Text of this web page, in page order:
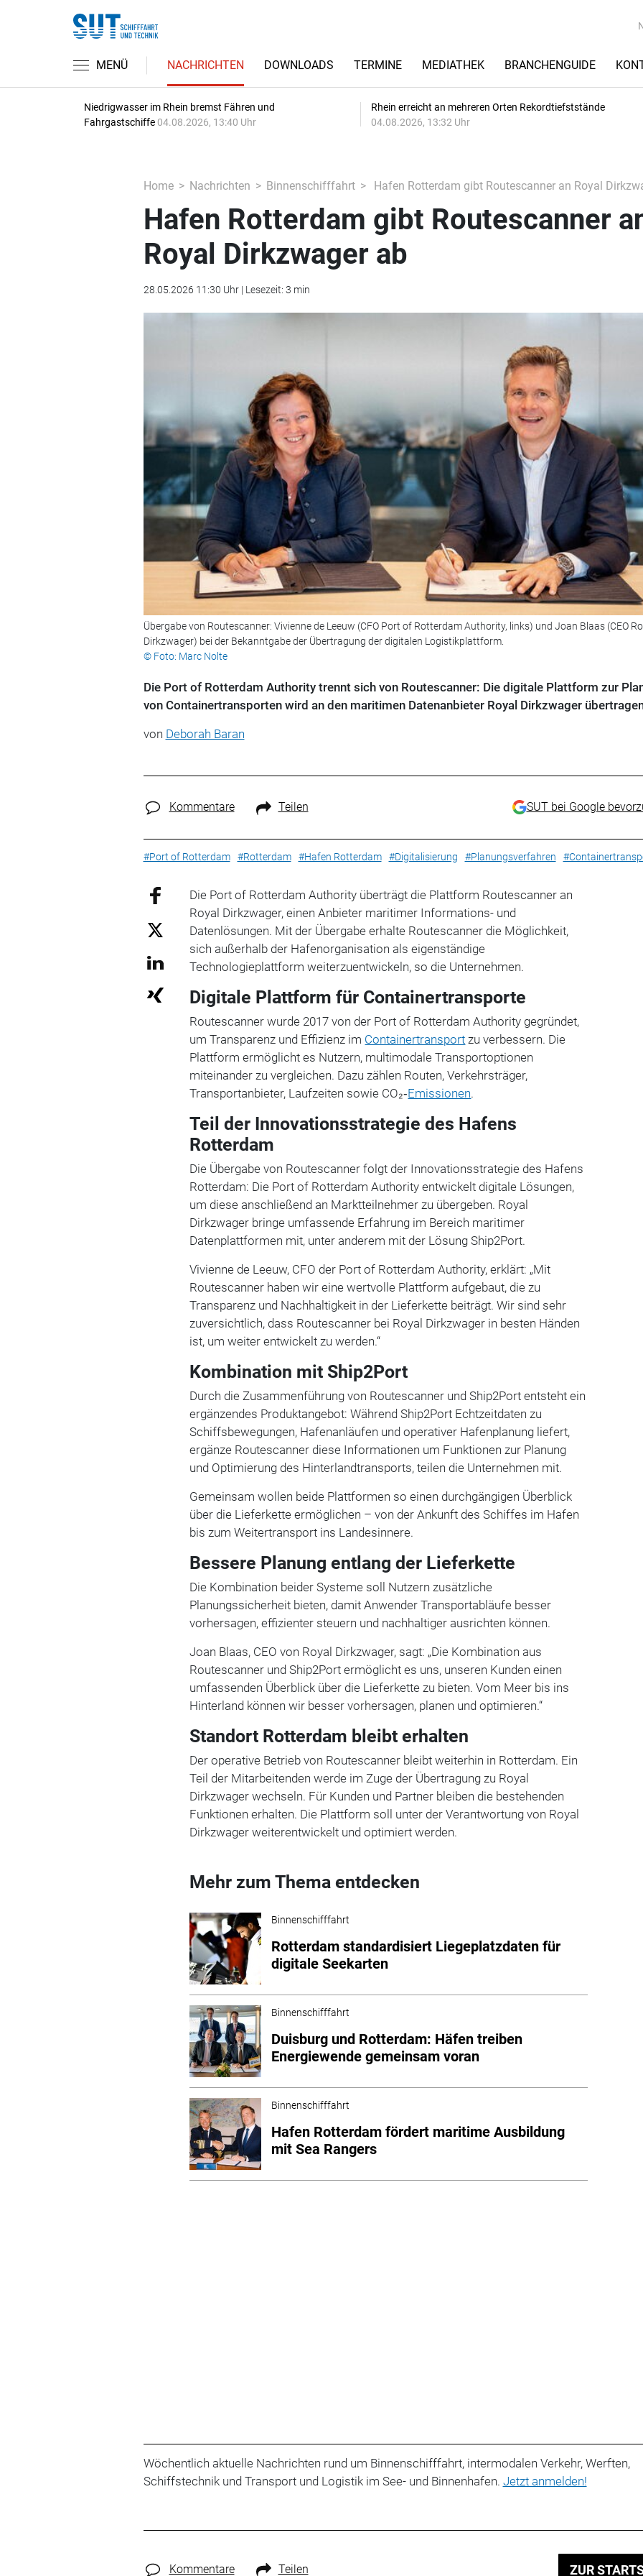
MENÜ NACHRICHTEN DOWNLOADS TERMINE MEDIATHEK BRANCHENGUIDE
Niedrigwasser im Rhein bremst Fähren und
Fahrgastschiffe 04.08.2026, 13:40 Uhr
Rhein erreicht an mehreren Orten Rekordtiefststände
04.08.2026, 13:32 Uhr
Home Nachrichten Binnenschifffahrt Hafen Rotterdam gibt Routescanner an Royal
Hafen Rotterdam gibt Routescanner
Royal Dirkzwager ab
28.05.2026 11:30 Uhr | Lesezeit: 3 min
Übergabe von Routescanner: Vivienne de Leeuw (CFO Port of Rotterdam Authority, links) und Joan Blaas (CEO
Dirkzwager) bei der Bekanntgabe der Übertragung der digitalen Logistikplattform.
© Foto: Marc Nolte
Die Port of Rotterdam Authority trennt sich von Routescanner: Die digitale Plattform zur
von Containertransporten wird an den maritimen Datenanbieter Royal Dirkzwager
von Deborah Baran
Kommentare Teilen SUT bei Google
#Port of Rotterdam #Rotterdam #Hafen Rotterdam #Digitalisierung #Planungsverfahren
Die Port of Rotterdam Authority überträgt die Plattform Routescanner an
Royal Dirkzwager, einen Anbieter maritimer Informations- und
Datenlösungen. Mit der Übergabe erhalte Routescanner die Möglichkeit,
sich außerhalb der Hafenorganisation als eigenständige
Technologieplattform weiterzuentwickeln, so die Unternehmen.
Digitale Plattform für Containertransporte
Routescanner wurde 2017 von der Port of Rotterdam Authority gegründet,
um Transparenz und Effizienz im Containertransport zu verbessern. Die
Plattform ermöglicht es Nutzern, multimodale Transportoptionen
miteinander zu vergleichen. Dazu zählen Routen, Verkehrsträger,
Transportanbieter, Laufzeiten sowie CO₂‑Emissionen.
Teil der Innovationsstrategie des Hafens
Rotterdam
Die Übergabe von Routescanner folgt der Innovationsstrategie des Hafens
Rotterdam: Die Port of Rotterdam Authority entwickelt digitale Lösungen,
um diese anschließend an Marktteilnehmer zu übergeben. Royal
Dirkzwager bringe umfassende Erfahrung im Bereich maritimer
Datenplattformen mit, unter anderem mit der Lösung Ship2Port.
Vivienne de Leeuw, CFO der Port of Rotterdam Authority, erklärt: „Mit
Routescanner haben wir eine wertvolle Plattform aufgebaut, die zu
Transparenz und Nachhaltigkeit in der Lieferkette beiträgt. Wir sind sehr
zuversichtlich, dass Routescanner bei Royal Dirkzwager in besten Händen
ist, um weiter entwickelt zu werden.“
Kombination mit Ship2Port
Durch die Zusammenführung von Routescanner und Ship2Port entsteht ein
ergänzendes Produktangebot: Während Ship2Port Echtzeitdaten zu
Schiffsbewegungen, Hafenanläufen und operativer Hafenplanung liefert,
ergänze Routescanner diese Informationen um Funktionen zur Planung
und Optimierung des Hinterlandtransports, teilen die Unternehmen mit.
Gemeinsam wollen beide Plattformen so einen durchgängigen Überblick
über die Lieferkette ermöglichen – von der Ankunft des Schiffes im Hafen
bis zum Weitertransport ins Landesinnere.
Bessere Planung entlang der Lieferkette
Die Kombination beider Systeme soll Nutzern zusätzliche
Planungssicherheit bieten, damit Anwender Transportabläufe besser
vorhersagen, effizienter steuern und nachhaltiger ausrichten können.
Joan Blaas, CEO von Royal Dirkzwager, sagt: „Die Kombination aus
Routescanner und Ship2Port ermöglicht es uns, unseren Kunden einen
umfassenden Überblick über die Lieferkette zu bieten. Vom Meer bis ins
Hinterland können wir besser vorhersagen, planen und optimieren.“
Standort Rotterdam bleibt erhalten
Der operative Betrieb von Routescanner bleibt weiterhin in Rotterdam. Ein
Teil der Mitarbeitenden werde im Zuge der Übertragung zu Royal
Dirkzwager wechseln. Für Kunden und Partner bleiben die bestehenden
Funktionen erhalten. Die Plattform soll unter der Verantwortung von Royal
Dirkzwager weiterentwickelt und optimiert werden.
Mehr zum Thema entdecken
Binnenschifffahrt
Rotterdam standardisiert Liegeplatzdaten für
digitale Seekarten
Binnenschifffahrt
Duisburg und Rotterdam: Häfen treiben
Energiewende gemeinsam voran
Binnenschifffahrt
Hafen Rotterdam fördert maritime Ausbildung
mit Sea Rangers
Wöchentlich aktuelle Nachrichten rund um Binnenschifffahrt, intermodalen Verkehr, Werften,
Schiffstechnik und Transport und Logistik im See- und Binnenhafen. Jetzt anmelden!
Kommentare Teilen ZUR